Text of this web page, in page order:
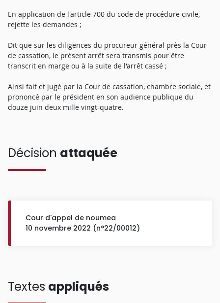
En application de l'article 700 du code de procédure civile,
rejette les demandes ;
Dit que sur les diligences du procureur général près la Cour
de cassation, le présent arrêt sera transmis pour être
transcrit en marge ou à la suite de l'arrêt cassé ;
Ainsi fait et jugé par la Cour de cassation, chambre sociale, et
prononcé par le président en son audience publique du
douze juin deux mille vingt-quatre.
Décision attaquée
Cour d'appel de noumea
10 novembre 2022 (n°22/00012)
Textes appliqués